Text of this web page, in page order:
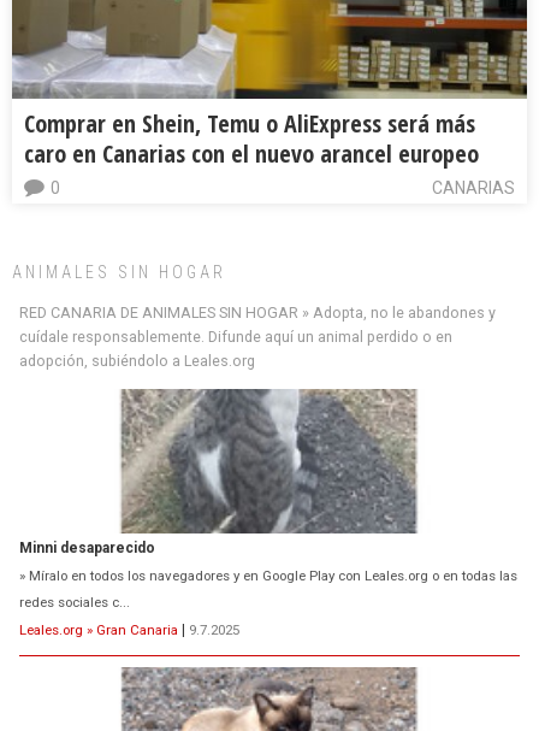
Comprar en Shein, Temu o AliExpress será más
caro en Canarias con el nuevo arancel europeo
CANARIAS
0
ANIMALES SIN HOGAR
RED CANARIA DE ANIMALES SIN HOGAR » Adopta, no le abandones y
cuídale responsablemente. Difunde aquí un animal perdido o en
adopción, subiéndolo a Leales.org
Minni desaparecido
» Míralo en todos los navegadores y en Google Play con Leales.org o en todas las
redes sociales c...
Leales.org » Gran Canaria | 9.7.2025